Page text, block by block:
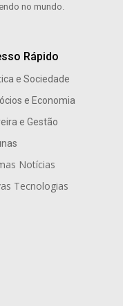
no mundo.
Rápido
e Sociedade
e Economia
e Gestão
Notícias
Tecnologias